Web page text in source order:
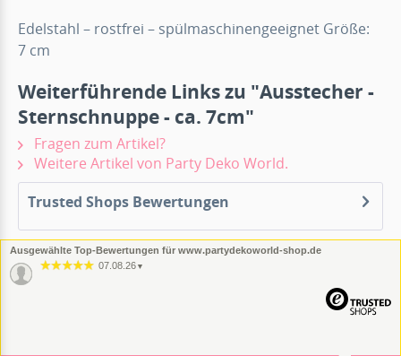
Edelstahl – rostfrei – spülmaschinengeeignet Größe:
7 cm
Weiterführende Links zu "Ausstecher -
Sternschnuppe - ca. 7cm"
Fragen zum Artikel?
Weitere Artikel von Party Deko World.
Trusted Shops Bewertungen
Ausgewählte Top-Bewertungen für www.partydekoworld-shop.de
07.08.26 ▼